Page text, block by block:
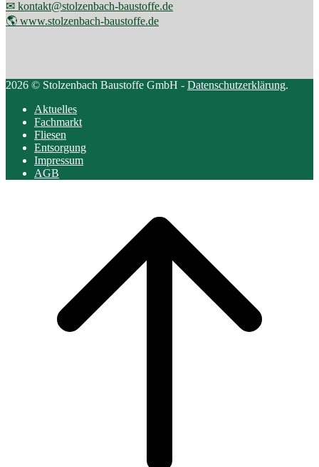
✉ kontakt@stolzenbach-baustoffe.de
🌎 www.stolzenbach-baustoffe.de
2026 © Stolzenbach Baustoffe GmbH - Datenschutzerklärung.
Aktuelles
Fachmarkt
Fliesen
Entsorgung
Impressum
AGB